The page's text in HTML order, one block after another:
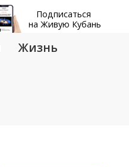
Подписаться
на Живую Кубань
Жизнь